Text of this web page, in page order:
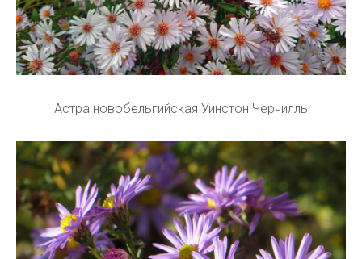
Астра новобельгийская Уинстон Черчилль